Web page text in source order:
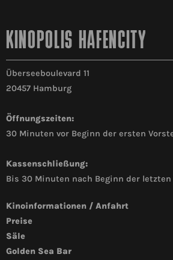
KINOPOLIS HAFENCITY
Überseeboulevard 11
20457 Hamburg
Öffnungszeiten:
30 Minuten vor Beginn der ersten
Kassenschließung:
Bis 30 Minuten nach Beginn der
Kinoinformationen / Anfahrt
Preise
Säle
Golden Sea Bar